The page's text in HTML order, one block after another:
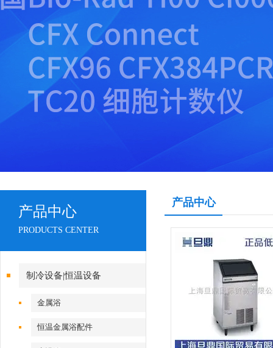
产品中心
PRODUCTS CENTER
制冷设备|恒温设备
金属浴
恒温金属浴配件
产品中心